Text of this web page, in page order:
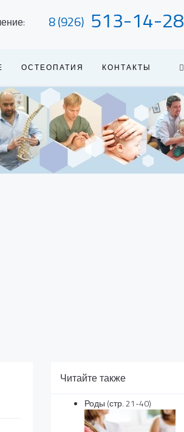
8 (926) 513-14-28
ОСТЕОПАТИЯ КОНТАКТЫ
Читайте также
Роды (стр. 21-40)